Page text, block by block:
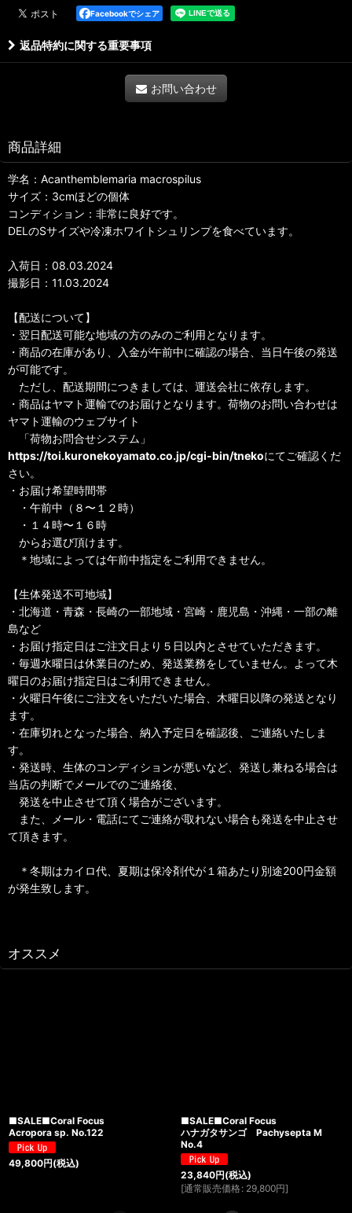
Facebookでシェア
返品特約に関する重要事項
お問い合わせ
商品詳細
学名：Acanthemblemaria macrospilus
サイズ：3cmほどの個体
コンディション：非常に良好です。
DELのSサイズや冷凍ホワイトシュリンプを食べています。
入荷日：08.03.2024
撮影日：11.03.2024
【配送について】
・翌日配送可能な地域の方のみのご利用となります。
・商品の在庫があり、入金が午前中に確認の場合、当日午後の発送
が可能です。
ただし、配送期間につきましては、運送会社に依存します。
・商品はヤマト運輸でのお届けとなります。荷物のお問い合わせは
ヤマト運輸のウェブサイト
「荷物お問合せシステム」
https://toi.kuronekoyamato.co.jp/cgi-bin/tnekoにてご確認くだ
さい。
・お届け希望時間帯
・午前中（８〜１２時）
・１４時〜１６時
からお選び頂けます。
＊地域によっては午前中指定をご利用できません。
【生体発送不可地域】
・北海道・青森・長崎の一部地域・宮崎・鹿児島・沖縄・一部の離
島など
・お届け指定日はご注文日より５日以内とさせていただきます。
・毎週水曜日は休業日のため、発送業務をしていません。よって木
曜日のお届け指定日はご利用できません。
・火曜日午後にご注文をいただいた場合、木曜日以降の発送となり
ます。
・在庫切れとなった場合、納入予定日を確認後、ご連絡いたしま
す。
・発送時、生体のコンディションが悪いなど、発送し兼ねる場合は
当店の判断でメールでのご連絡後、
発送を中止させて頂く場合がございます。
また、メール・電話にてご連絡が取れない場合も発送を中止させ
て頂きます。
＊冬期はカイロ代、夏期は保冷剤代が１箱あたり別途200円金額
が発生致します。
オススメ
■SALE■Coral Focus
Acropora sp. No.122
49,800円(税込)
■SALE■Coral Focus
ハナガタサンゴ Pachysepta M
No.4
23,840円(税込)
[通常販売価格 : 29,800円]